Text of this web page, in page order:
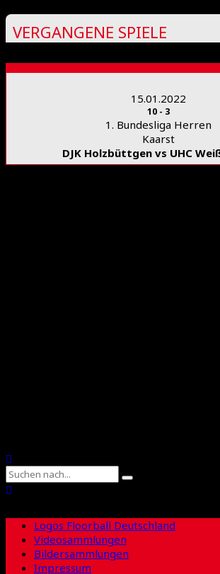
VERGANGENE SPIELE
15.01.2022
10 - 3
1. Bundesliga Herren
Kaarst
DJK Holzbüttgen vs UHC
Logos Floorball Deutschland
Videosammlungen
Bildersammlungen
Impressum